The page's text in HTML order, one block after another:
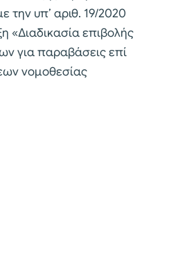
υπ’ αριθ. 19/2020
«Διαδικασία επιβολής
για παραβάσεις επί
νομοθεσίας